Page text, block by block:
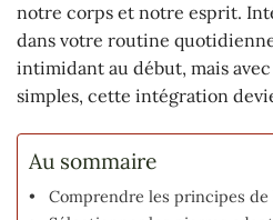
notre corps et notre esprit.
dans votre routine
intimidant au début, mais
simples, cette intégration
Au sommaire
Comprendre les principes